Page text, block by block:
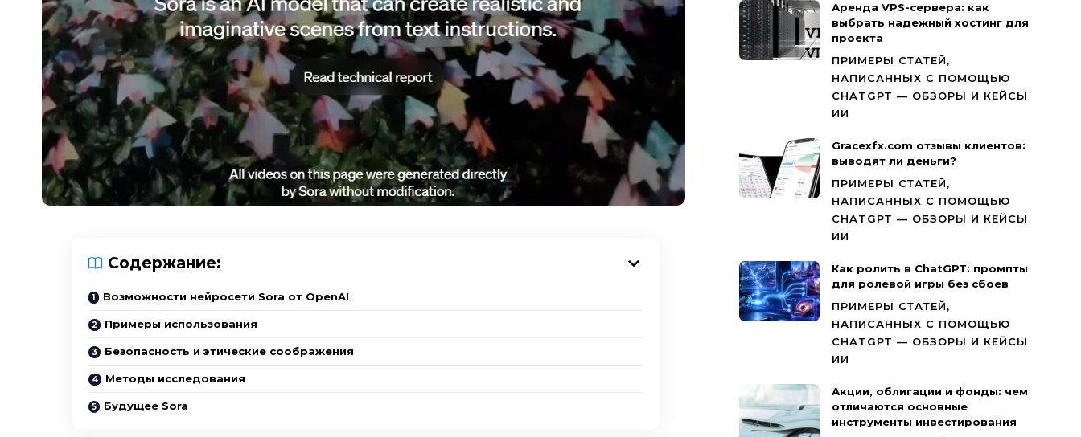
Содержание:
Возможности нейросети Sora от OpenAI
Примеры использования
Безопасность и этические соображения
Методы исследования
Будущее Sora
Аренда VPS-сервера: как
выбрать надежный хостинг для
проекта
ПРИМЕРЫ СТАТЕЙ,
НАПИСАННЫХ С ПОМОЩЬЮ
CHATGPT — ОБЗОРЫ И КЕЙСЫ
ИИ
Gracexfx.com отзывы клиентов:
выводят ли деньги?
ПРИМЕРЫ СТАТЕЙ,
НАПИСАННЫХ С ПОМОЩЬЮ
CHATGPT — ОБЗОРЫ И КЕЙСЫ
ИИ
Как ролить в ChatGPT: промпты
для ролевой игры без сбоев
ПРИМЕРЫ СТАТЕЙ,
НАПИСАННЫХ С ПОМОЩЬЮ
CHATGPT — ОБЗОРЫ И КЕЙСЫ
ИИ
Акции, облигации и фонды: чем
отличаются основные
инструменты инвестирования